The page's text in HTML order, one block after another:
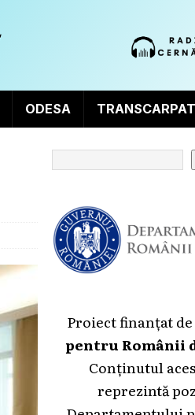
ODESA
Proiect finanțat de
pentru Românii
Conținutul
reprezintă